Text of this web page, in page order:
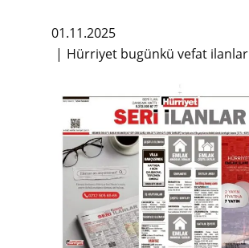
01.11.2025
Hürriyet bugünkü vefat ilanlar